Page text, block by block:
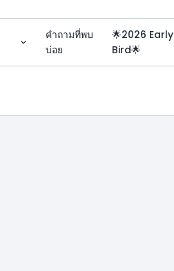
คำถามที่พบ
บ่อย
🌟2026 Early
Bird🌟